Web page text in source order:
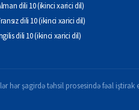
dili 10 (ikinci xarici dil)
dili 10 (ikinci xarici dil)
dili 10 (ikinci xarici dil)
hər şagirdə təhsil prosesində fəal